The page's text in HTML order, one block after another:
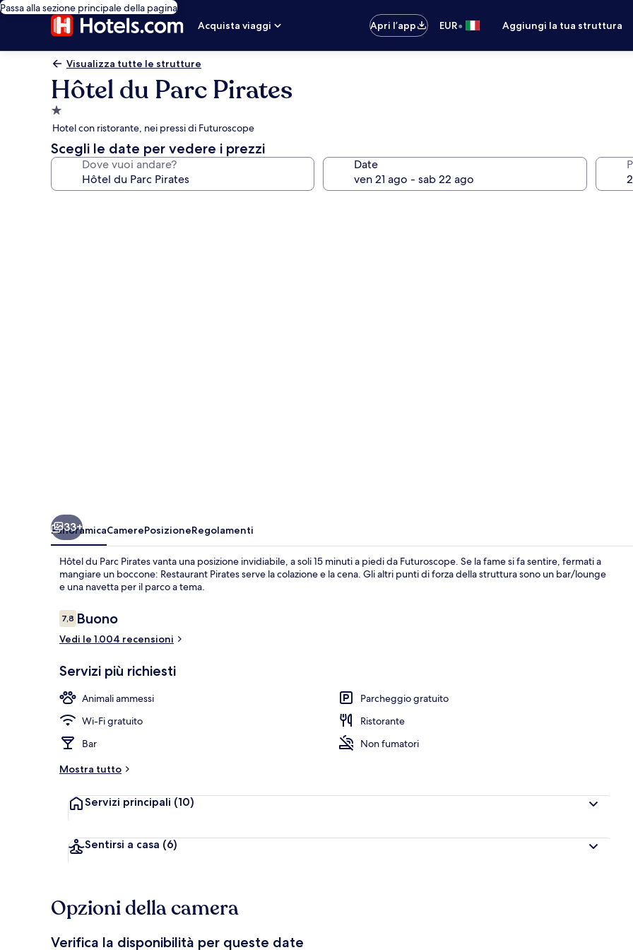
Passa alla sezione principale della pagina
Acquista viaggi
Apri l’app EUR• Aggiungi la tua struttura
Visualizza tutte le strutture
Hôtel du Parc Pirates
Struttura
a
1.0
stella
Hotel con ristorante, nei pressi di Futuroscope
Scegli le date per vedere i prezzi
Dove vuoi andare? Date
33+
PanoramicaCamerePosizioneRegolamenti
Hôtel du Parc Pirates vanta una posizione invidiabile, a soli 15 minuti a piedi da Futuroscope. Se la fame si fa sentire, fermati a
mangiare un boccone: Restaurant Pirates serve la colazione e la cena. Gli altri punti di forza della struttura sono un bar/lounge
e una navetta per il parco a tema.
Recensioni
7,87,8 su 10
Buono
Vedi le 1.004 recensioni
Servizi più richiesti
Animali ammessi
Parcheggio gratuito
Wi-Fi gratuito
Ristorante
Bar
Non fumatori
Mostra tutto
Servizi principali (10)
Sentirsi a casa (6)
Opzioni della camera
Verifica la disponibilità per queste date